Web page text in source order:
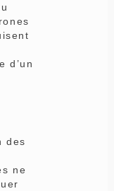
d’un
des
ne